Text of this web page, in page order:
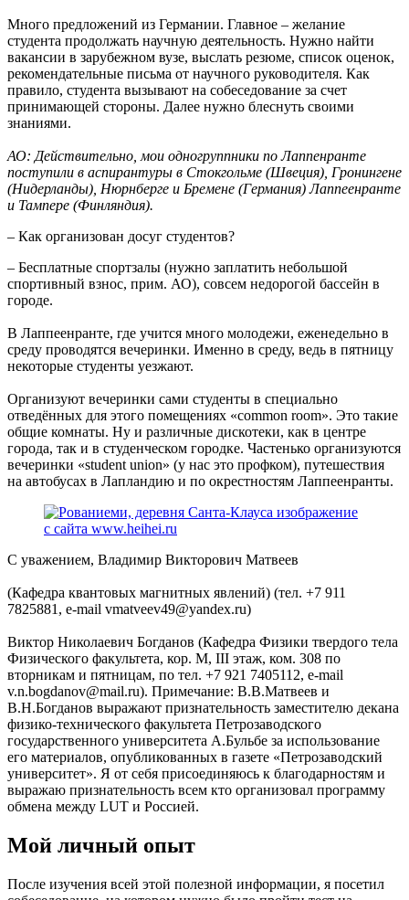
Много предложений из Германии. Главное – желание
студента продолжать научную деятельность. Нужно найти
вакансии в зарубежном вузе, выслать резюме, список оценок,
рекомендательные письма от научного руководителя. Как
правило, студента вызывают на собеседование за счет
принимающей стороны. Далее нужно блеснуть своими
знаниями.
АО: Действительно, мои одногруппники по Лаппенранте
поступили в аспирантуры в Стокгольме (Швеция), Гронингене
(Нидерланды), Нюрнберге и Бремене (Германия) Лаппеенранте
и Тампере (Финляндия).
– Как организован досуг студентов?
– Бесплатные спортзалы (нужно заплатить небольшой
спортивный взнос, прим. АО), совсем недорогой бассейн в
городе.
В Лаппеенранте, где учится много молодежи, еженедельно в
среду проводятся вечеринки. Именно в среду, ведь в пятницу
некоторые студенты уезжают.
Организуют вечеринки сами студенты в специально
отведённых для этого помещениях «common room». Это такие
общие комнаты. Ну и различные дискотеки, как в центре
города, так и в студенческом городке. Частенько организуются
вечеринки «student union» (у нас это профком), путешествия
на автобусах в Лапландию и по окрестностям Лаппеенранты.
С уважением, Владимир Викторович Матвеев
(Кафедра квантовых магнитных явлений) (тел. +7 911
7825881, e-mail vmatveev49@yandex.ru)
Виктор Николаевич Богданов (Кафедра Физики твердого тела
Физического факультета, кор. М, III этаж, ком. 308 по
вторникам и пятницам, по тел. +7 921 7405112, e-mail
v.n.bogdanov@mail.ru). Примечание: В.В.Матвеев и
В.Н.Богданов выражают признательность заместителю декана
физико-технического факультета Петрозаводского
государственного университета А.Бульбе за использование
его материалов, опубликованных в газете «Петрозаводский
университет». Я от себя присоединяюсь к благодарностям и
выражаю признательность всем кто организовал программу
обмена между LUT и Россией.
Мой личный опыт
После изучения всей этой полезной информации, я посетил